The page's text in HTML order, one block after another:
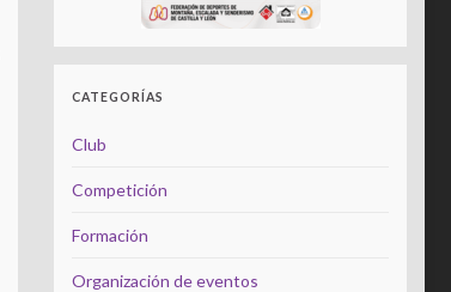
CATEGORÍAS
Club
Competición
Formación
Organización de eventos